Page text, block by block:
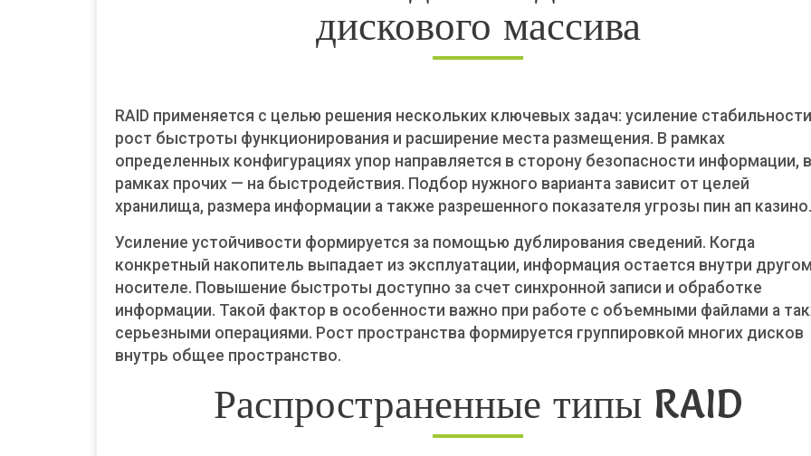
дискового массива
RAID применяется с целью решения нескольких ключевых задач: усиление
рост быстроты функционирования и расширение места размещения. В рамках
определенных конфигурациях упор направляется в сторону безопасности информации, в
рамках прочих — на быстродействия. Подбор нужного варианта зависит от целей
хранилища, размера информации а также разрешенного показателя угрозы пин ап казино.
Усиление устойчивости формируется за помощью дублирования сведений. Когда
конкретный накопитель выпадает из эксплуатации, информация остается внутри другом
носителе. Повышение быстроты доступно за счет синхронной записи и обработке
информации. Такой фактор в особенности важно при работе с объемными файлами а
серьезными операциями. Рост пространства формируется группировкой многих дисков
внутрь общее пространство.
Распространенные типы RAID